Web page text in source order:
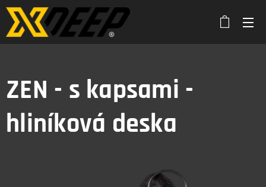
ZEN - s kapsami -
hliníková deska